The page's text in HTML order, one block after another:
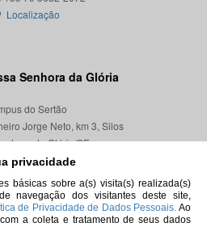
privacidade
básicas sobre a(s) visita(s) realizada(s)
navegação dos visitantes deste site,
de Privacidade de Dados Pessoais. Ao
a coleta e tratamento de seus dados
Localização
Senhora da Glória
do Sertão
Jorge Neto, km 3, Silos
da Glória/SE
49680-000
Localização